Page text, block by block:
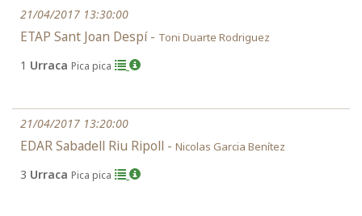
21/04/2017 13:30:00
ETAP Sant Joan Despí - Toni Duarte Rodriguez
1 Urraca Pica pica
21/04/2017 13:20:00
EDAR Sabadell Riu Ripoll - Nicolas Garcia Benítez
3 Urraca Pica pica